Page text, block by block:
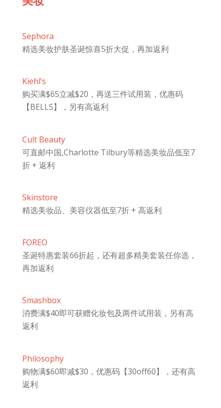
Sephora
精选美妆护肤圣诞惊喜5折大促，再加返利
Kiehl’s
购买满$65立减$20，再送三件试用装，优惠码
【BELLS】，另有高返利
Cult Beauty
可直邮中国,Charlotte Tilbury等精选美妆品低至7
折 + 返利
Skinstore
精选美妆品、美容仪器低至7折 + 高返利
FOREO
圣诞特惠套装66折起，还有超多精美套装任你选，
再加返利
Smashbox
消费满$40即可获赠化妆包及两件试用装，另有高
返利
Philosophy
购物满$60即减$30，优惠码【30off60】，还有高
返利